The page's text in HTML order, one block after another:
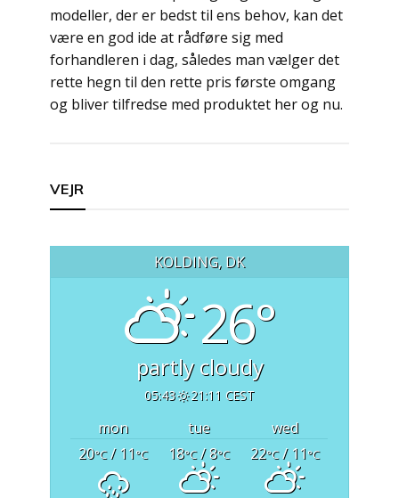
modeller, der er bedst til ens behov, kan det
være en god ide at rådføre sig med
forhandleren i dag, således man vælger det
rette hegn til den rette pris første omgang
og bliver tilfredse med produktet her og nu.
VEJR
KOLDING, DK
26°
partly cloudy
05:43 21:11 CEST
mon tue
wed
20°C/ 11°C 18°C/ 8°C 22°C/ 11°C